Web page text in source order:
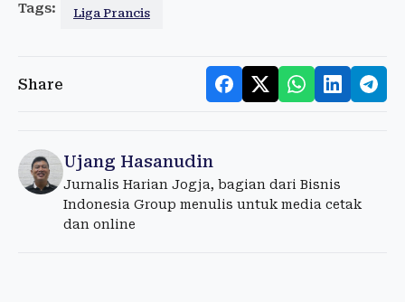
Tags: Liga Prancis
Share
Ujang Hasanudin
Jurnalis Harian Jogja, bagian dari Bisnis
Indonesia Group menulis untuk media cetak
dan online